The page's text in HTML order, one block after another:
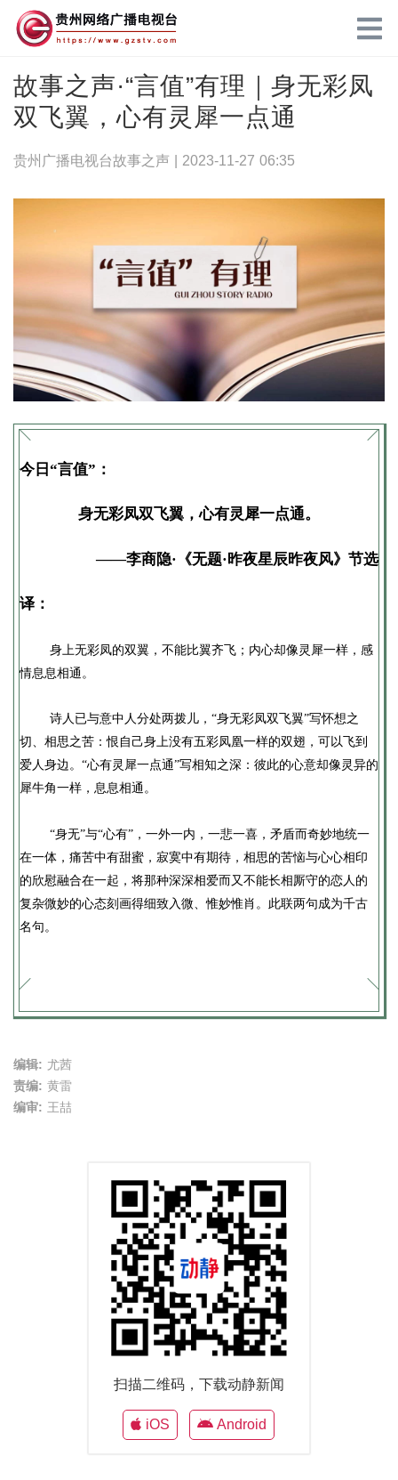
故事之声·“言值”有理｜身无彩凤
双飞翼，心有灵犀一点通
贵州广播电视台故事之声 | 2023-11-27 06:35
今日“言值”：
身无彩凤双飞翼，心有灵犀一点通。
——李商隐·《无题·昨夜星辰昨夜风》节选
译：
身上无彩凤的双翼，不能比翼齐飞；内心却像灵犀一样，感
情息息相通。
诗人已与意中人分处两拨儿，“身无彩凤双飞翼”写怀想之
切、相思之苦：恨自己身上没有五彩凤凰一样的双翅，可以飞到
爱人身边。“心有灵犀一点通”写相知之深：彼此的心意却像灵异的
犀牛角一样，息息相通。
“身无”与“心有”，一外一内，一悲一喜，矛盾而奇妙地统一
在一体，痛苦中有甜蜜，寂寞中有期待，相思的苦恼与心心相印
的欣慰融合在一起，将那种深深相爱而又不能长相厮守的恋人的
复杂微妙的心态刻画得细致入微、惟妙惟肖。此联两句成为千古
名句。
编辑: 尤茜
责编: 黄雷
编审: 王喆
扫描二维码，下载动静新闻
iOS Android